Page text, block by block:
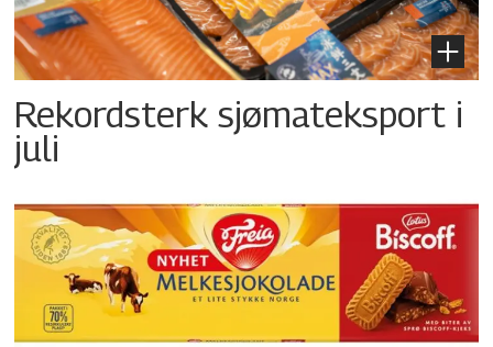
Rekordsterk sjømateksport i
juli